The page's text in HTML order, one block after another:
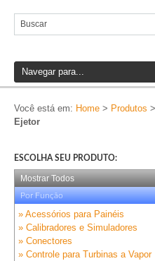
Você está em: Home > Produtos >
Ejetor
ESCOLHA SEU PRODUTO:
Mostrar Todos
Por Função
» Acessórios para Painéis
» Calibradores e Simuladores
» Conectores
» Controle para Turbinas a Vapor